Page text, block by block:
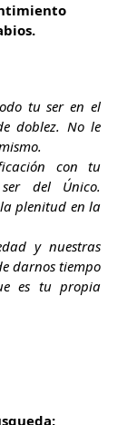
tu ser en el
doblez. No le
con tu
del Único.
plenitud en la
y nuestras
darnos tiempo
es tu propia